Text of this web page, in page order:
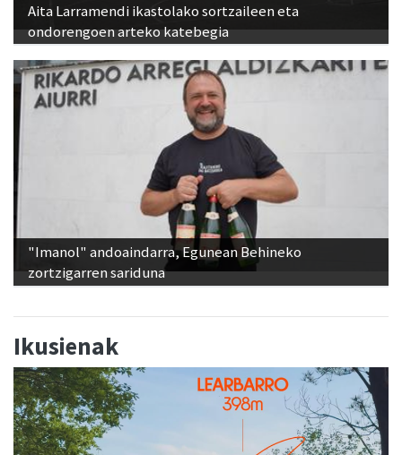
Aita Larramendi ikastolako sortzaileen eta
ondorengoen arteko katebegia
"Imanol" andoaindarra, Egunean Behineko
zortzigarren sariduna
Ikusienak